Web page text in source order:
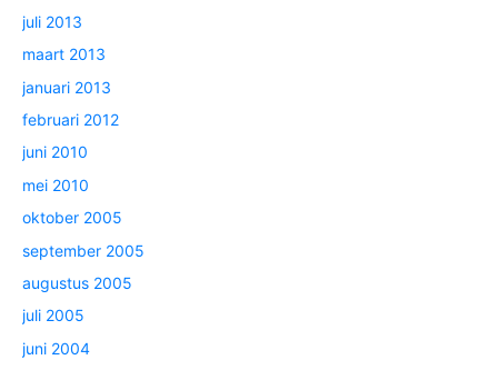
juli 2013
maart 2013
januari 2013
februari 2012
juni 2010
mei 2010
oktober 2005
september 2005
augustus 2005
juli 2005
juni 2004